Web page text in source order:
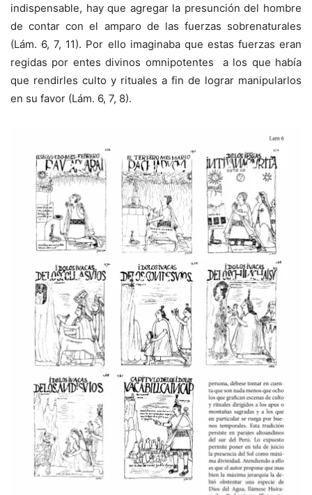
indispensable, hay que agregar la presunción del hombre
de contar con el amparo de las fuerzas sobrenaturales
(Lám. 6, 7, 11). Por ello imaginaba que estas fuerzas eran
regidas por entes divinos omnipotentes a los que había
que rendirles culto y rituales a fin de lograr manipularlos
en su favor (Lám. 6, 7, 8).